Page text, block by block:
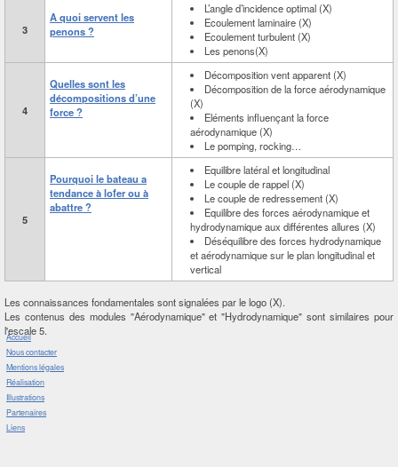
3
A quoi servent les
penons ?
L’angle d’incidence optimal (X)
Ecoulement laminaire (X)
Ecoulement turbulent (X)
Les penons(X)
4
Quelles sont les
décompositions d’une
force ?
Décomposition vent apparent (X)
Décomposition de la force aérodynamique
(X)
Eléments influençant la force
aérodynamique (X)
Le pomping, rocking…
5
Pourquoi le bateau a
tendance à lofer ou à
abattre ?
Equilibre latéral et longitudinal
Le couple de rappel (X)
Le couple de redressement (X)
Equilibre des forces aérodynamique et
hydrodynamique aux différentes allures (X)
Déséquilibre des forces hydrodynamique
et aérodynamique sur le plan longitudinal et
vertical
Les connaissances fondamentales sont signalées par le logo (X).
Les contenus des modules "Aérodynamique" et "Hydrodynamique" sont similaires pour
l'escale 5.
Accueil
Nous contacter
Mentions légales
Réalisation
Illustrations
Partenaires
Liens